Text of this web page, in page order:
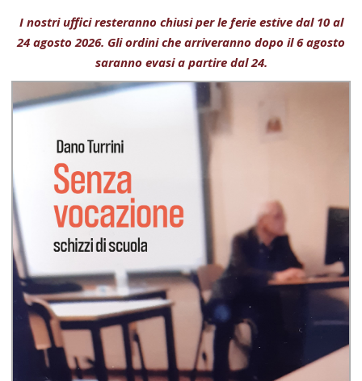
I nostri uffici resteranno chiusi per le ferie estive dal 10 al
24 agosto 2026. Gli ordini che arriveranno dopo il 6 agosto
saranno evasi a partire dal 24.